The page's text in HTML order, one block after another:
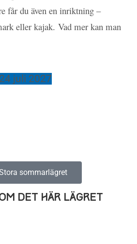
får du även en inriktning –
eller kajak. Vad mer kan man
juli 2027
sommarlägret
DET HÄR LÄGRET